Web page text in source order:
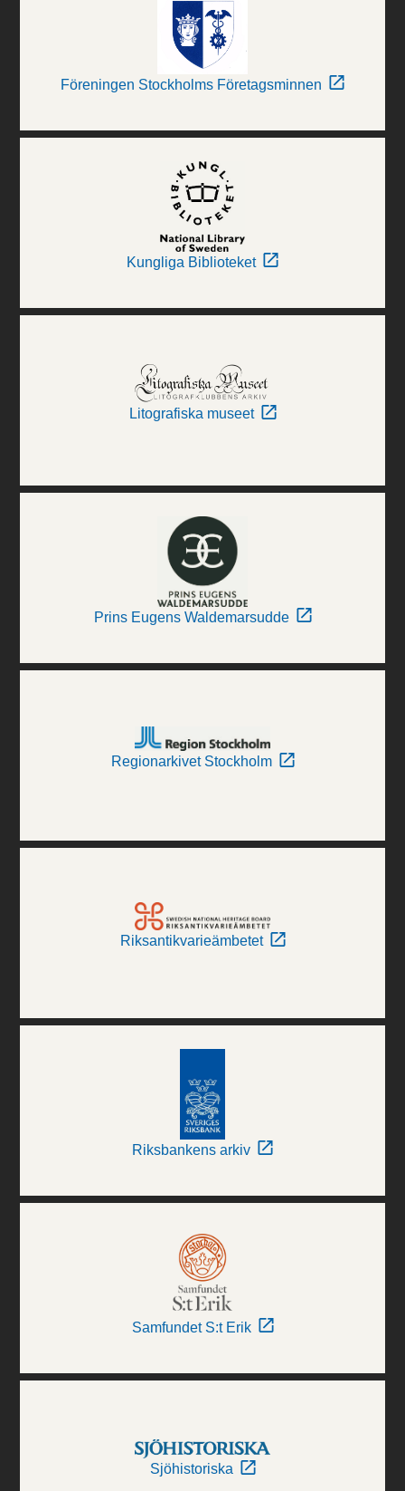
Föreningen Stockholms Företagsminnen
Kungliga Biblioteket
Litografiska museet
Prins Eugens Waldemarsudde
Regionarkivet Stockholm
Riksantikvarieämbetet
Riksbankens arkiv
Samfundet S:t Erik
Sjöhistoriska